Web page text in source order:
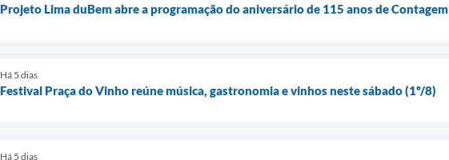
Projeto Lima duBem abre a programação do aniversário de 115 anos de Contagem
Há 5 dias
Festival Praça do Vinho reúne música, gastronomia e vinhos neste sábado (1º/8)
Há 5 dias